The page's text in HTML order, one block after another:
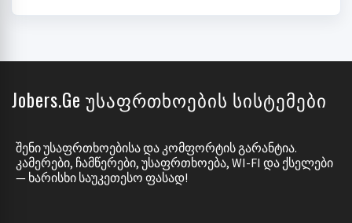
Jobers.ge Უსაფრთხოების Სისტემები
ᲨᲔᲜᲘ ᲣᲡᲐᲤᲠᲗᲮᲝᲔᲑᲘᲡᲐ ᲓᲐ ᲙᲝᲛᲤᲝᲠᲢᲘᲡ ᲒᲐᲠᲐᲜᲢᲘᲐ.
ᲙᲐᲛᲔᲠᲔᲑᲘ, ᲩᲐᲛᲬᲔᲠᲔᲑᲘ, ᲣᲡᲐᲤᲠᲗᲮᲝᲔᲑᲐ, WI-FI ᲓᲐ ᲥᲡᲔᲚᲔᲑᲘ
— ᲮᲐᲠᲘᲡᲮᲘ ᲡᲐᲣᲙᲔᲗᲔᲡᲝ ᲤᲐᲡᲐᲓ!